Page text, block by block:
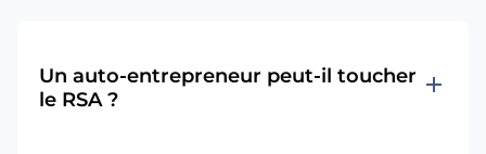
Un auto-entrepreneur peut-il toucher
le RSA ?
add